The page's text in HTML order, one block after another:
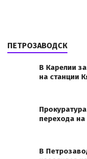
ПЕТРОЗАВОДСК
В Карелии
на станции
перехода
В